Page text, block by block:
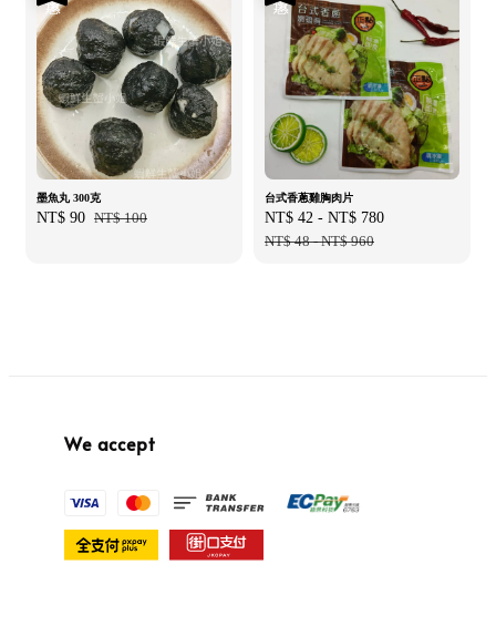
墨魚丸 300克
Sale
NT$ 90 Regular
NT$ 100
台式香蔥雞胸肉片
Sale
price
NT$ 42 - NT$ 780
NT$ 48-NT$ 960
We accept